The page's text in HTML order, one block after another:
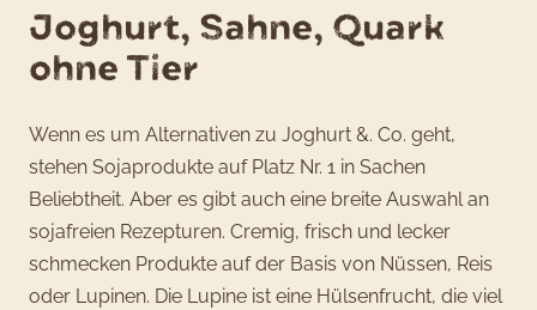
Joghurt, Sahne, Quark
ohne Tier
Wenn es um Alternativen zu Joghurt &. Co. geht,
stehen Sojaprodukte auf Platz Nr. 1 in Sachen
Beliebtheit. Aber es gibt auch eine breite Auswahl an
sojafreien Rezepturen. Cremig, frisch und lecker
schmecken Produkte auf der Basis von Nüssen, Reis
oder Lupinen. Die Lupine ist eine Hülsenfrucht, die viel